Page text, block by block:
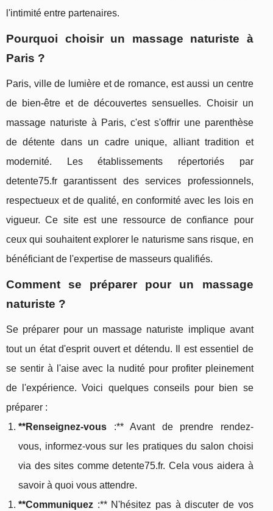
l'intimité entre partenaires.
Pourquoi choisir un massage naturiste à
Paris ?
Paris, ville de lumière et de romance, est aussi un centre
de bien-être et de découvertes sensuelles. Choisir un
massage naturiste à Paris, c'est s'offrir une parenthèse
de détente dans un cadre unique, alliant tradition et
modernité. Les établissements répertoriés par
detente75.fr garantissent des services professionnels,
respectueux et de qualité, en conformité avec les lois en
vigueur. Ce site est une ressource de confiance pour
ceux qui souhaitent explorer le naturisme sans risque, en
bénéficiant de l'expertise de masseurs qualifiés.
Comment se préparer pour un massage
naturiste ?
Se préparer pour un massage naturiste implique avant
tout un état d'esprit ouvert et détendu. Il est essentiel de
se sentir à l'aise avec la nudité pour profiter pleinement
de l'expérience. Voici quelques conseils pour bien se
préparer :
**Renseignez-vous :** Avant de prendre rendez-
vous, informez-vous sur les pratiques du salon choisi
via des sites comme detente75.fr. Cela vous aidera à
savoir à quoi vous attendre.
**Communiquez :** N'hésitez pas à discuter de vos